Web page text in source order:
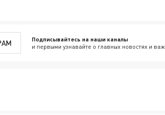
Подписывайтесь на наши каналы
и первыми узнавайте о главных новостях и